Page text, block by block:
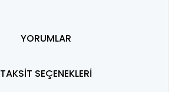
YORUMLAR
TAKSİT SEÇENEKLERİ